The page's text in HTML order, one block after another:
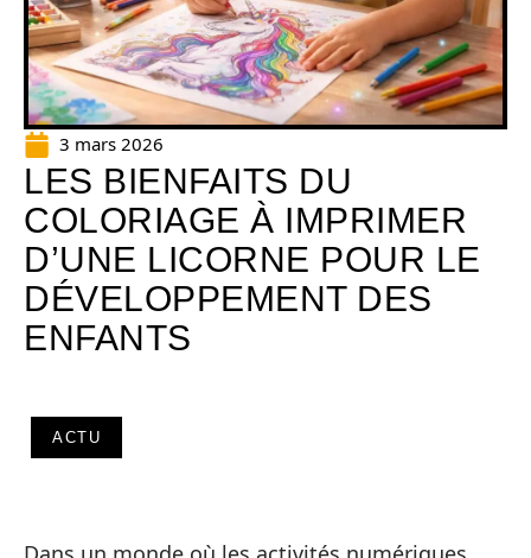
3 mars 2026
LES BIENFAITS DU
COLORIAGE À IMPRIMER
D’UNE LICORNE POUR LE
DÉVELOPPEMENT DES
ENFANTS
ACTU